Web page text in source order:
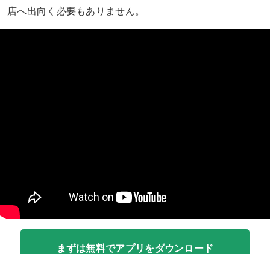
店へ出向く必要もありません。
まずは無料でアプリをダウンロード